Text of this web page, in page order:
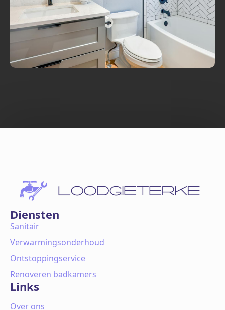
Diensten
Sanitair
Verwarmingsonderhoud
Ontstoppingservice
Renoveren badkamers
Links
Over ons